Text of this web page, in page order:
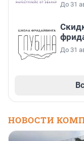
До 31
До 31
НОВОСТИ